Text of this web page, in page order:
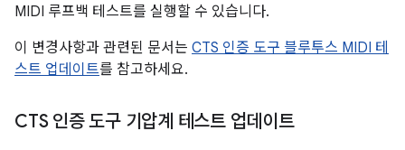
MIDI 루프백 테스트를 실행할 수 있습니다.
이 변경사항과 관련된 문서는 CTS 인증 도구 블루투스 MIDI 테
스트 업데이트를 참고하세요.
CTS 인증 도구 기압계 테스트 업데이트